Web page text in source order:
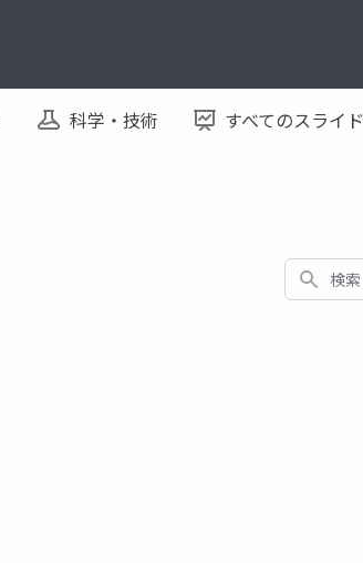
科学・技術 すべてのスライド
検索